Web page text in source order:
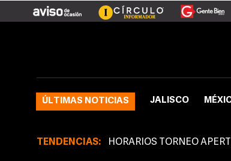
ÚLTIMAS NOTICIAS JALISCO
TENDENCIAS: HORARIOS TORNEO